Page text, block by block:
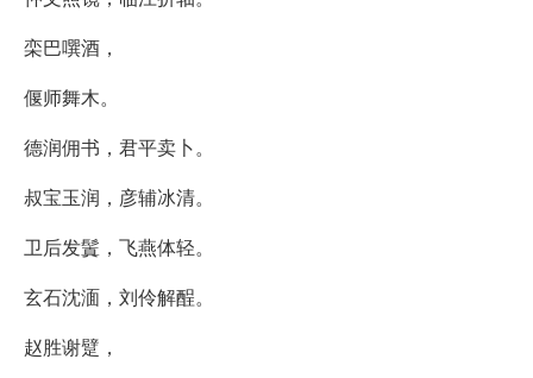
栾巴噀酒，
偃师舞木。
德润佣书，君平卖卜。
叔宝玉润，彦辅冰清。
卫后发鬒，飞燕体轻。
玄石沈湎，刘伶解酲。
赵胜谢躄，